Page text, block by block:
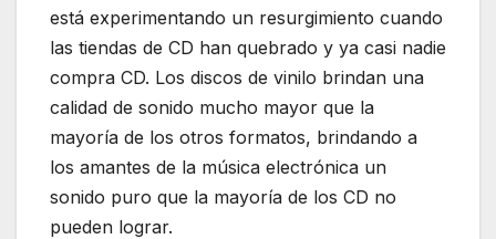
está experimentando un resurgimiento cuando
las tiendas de CD han quebrado y ya casi nadie
compra CD. Los discos de vinilo brindan una
calidad de sonido mucho mayor que la
mayoría de los otros formatos, brindando a
los amantes de la música electrónica un
sonido puro que la mayoría de los CD no
pueden lograr.